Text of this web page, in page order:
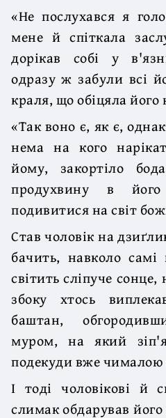
«Не послухався я
мене й спіткала
дорікав собі у
одразу ж забули всі
краля, що обіцяла його
«Так воно є, як є,
нема на кого
йому, закортіло
продухвину в
подивитися на світ
Став чоловік на
бачить, навколо
світить сліпуче сонце,
збоку хтось
баштан,
муром, на який
подекуди вже чималою
І тоді чоловікові
слимак обдарував